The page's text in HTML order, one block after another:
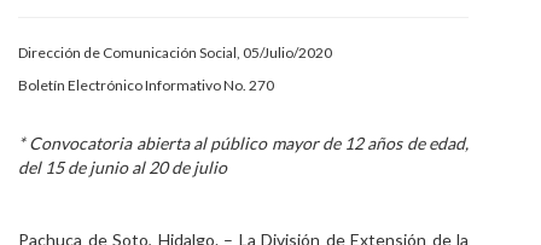
Publicaciones en línea
Acreditación Internacional
Alumnado
Personal
Dirección de Comunicación Social, 05/Julio/2020
Boletín Electrónico Informativo No. 270
* Convocatoria abierta al público mayor de 12 años de edad,
del 15 de junio al 20 de julio
Pachuca de Soto, Hidalgo. – La División de Extensión de la